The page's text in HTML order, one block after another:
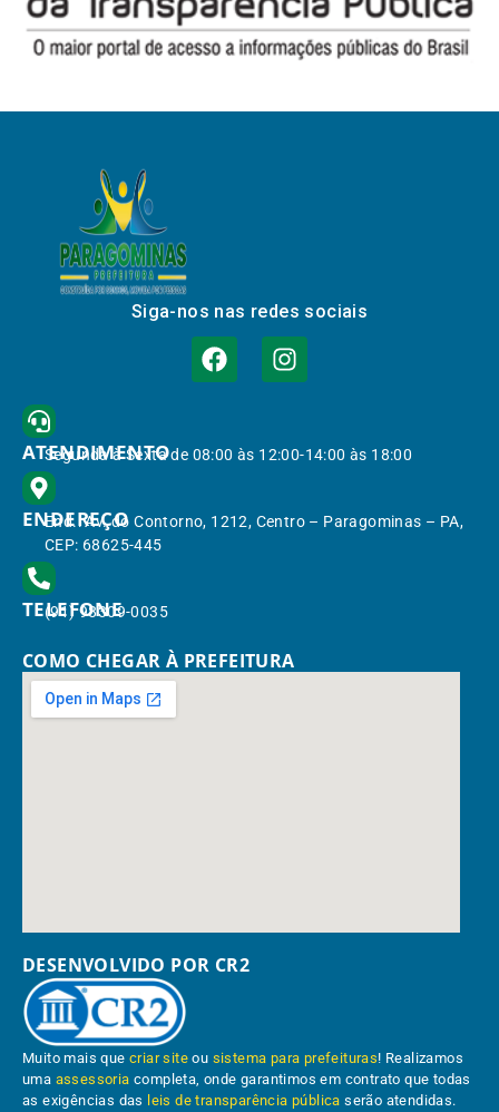
Siga-nos nas redes sociais
ATENDIMENTO
Segunda à Sexta de 08:00 às 12:00-14:00 às 18:00
ENDEREÇO
End.: Av. do Contorno, 1212, Centro – Paragominas – PA,
CEP: 68625-445
TELEFONE
(91) 98309-0035
COMO CHEGAR À PREFEITURA
DESENVOLVIDO POR CR2
Muito mais quecriar site ou sistema para prefeituras! Realizamos
uma assessoria completa, onde garantimos em contrato que todas
as exigências das leis de transparência pública serão atendidas.